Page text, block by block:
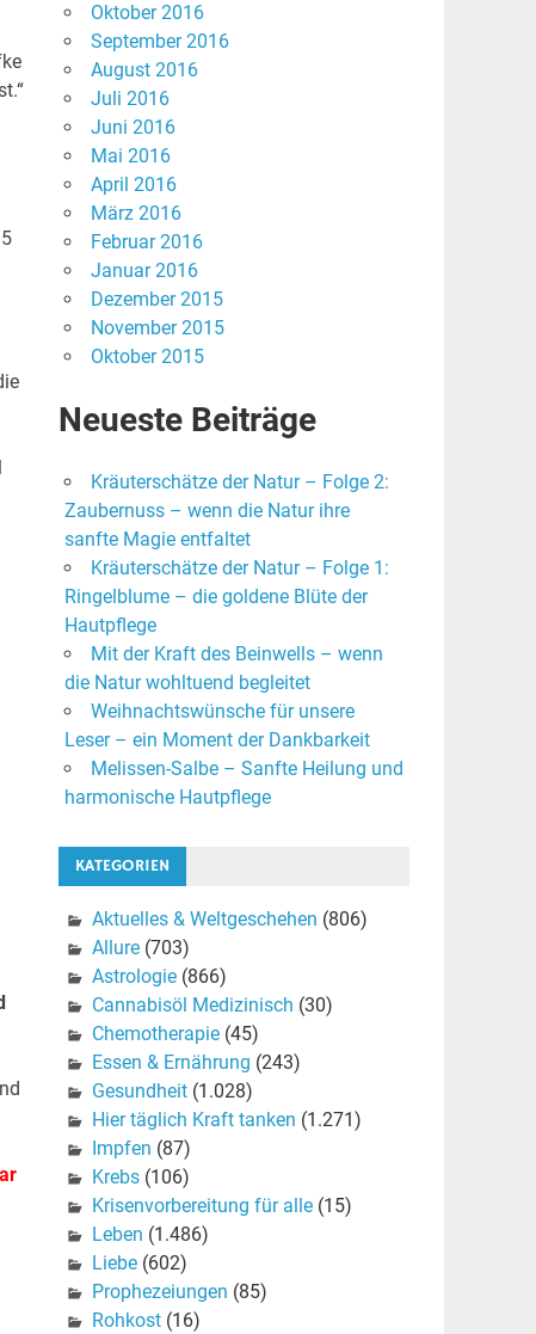
Oktober 2016
September 2016
August 2016
Juli 2016
Juni 2016
Mai 2016
April 2016
März 2016
Februar 2016
Januar 2016
Dezember 2015
November 2015
Oktober 2015
Neueste Beiträge
Kräuterschätze der Natur – Folge 2:
Zaubernuss – wenn die Natur ihre
sanfte Magie entfaltet
Kräuterschätze der Natur – Folge 1:
Ringelblume – die goldene Blüte der
Hautpflege
Mit der Kraft des Beinwells – wenn
die Natur wohltuend begleitet
Weihnachtswünsche für unsere
Leser – ein Moment der Dankbarkeit
Melissen-Salbe – Sanfte Heilung und
harmonische Hautpflege
KATEGORIEN
Aktuelles & Weltgeschehen (806)
Allure(703)
Astrologie(866)
Cannabisöl Medizinisch (30)
Chemotherapie(45)
Essen & Ernährung (243)
Gesundheit(1.028)
Hier täglich Kraft tanken (1.271)
Impfen (87)
Krebs(106)
Krisenvorbereitung für alle(15)
Leben (1.486)
Liebe(602)
Prophezeiungen (85)
Rohkost(16)